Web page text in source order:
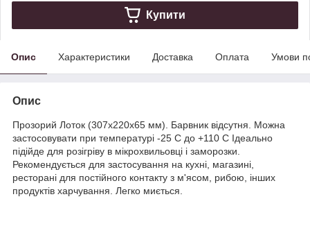
Купити
Опис Характеристики Доставка Оплата Умови
Опис
Прозорий Лоток (307х220х65 мм). Барвник відсутня. Можна
застосовувати при температурі -25 С до +110 С Ідеально
підійде для розігріву в мікрохвильовці і заморозки.
Рекомендується для застосування на кухні, магазині,
ресторані для постійного контакту з м'ясом, рибою, інших
продуктів харчування. Легко миється.